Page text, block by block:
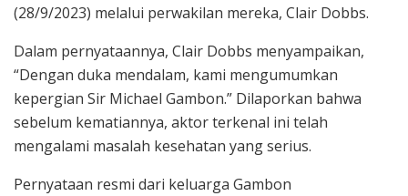
(28/9/2023) melalui perwakilan mereka, Clair Dobbs.
Dalam pernyataannya, Clair Dobbs menyampaikan,
“Dengan duka mendalam, kami mengumumkan
kepergian Sir Michael Gambon.” Dilaporkan bahwa
sebelum kematiannya, aktor terkenal ini telah
mengalami masalah kesehatan yang serius.
Pernyataan resmi dari keluarga Gambon